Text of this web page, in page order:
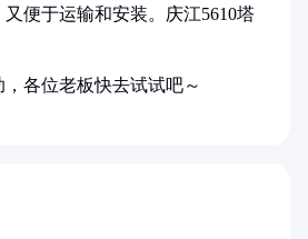
便于运输和安装。庆江5610塔
各位老板快去试试吧～